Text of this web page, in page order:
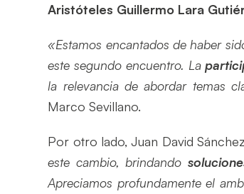
Aristóteles Guillermo Lara
«Estamos encantados de haber
este segundo encuentro. La
la relevancia de abordar temas
Marco Sevillano.
Por otro lado, Juan David
este cambio, brindando
Apreciamos profundamente el